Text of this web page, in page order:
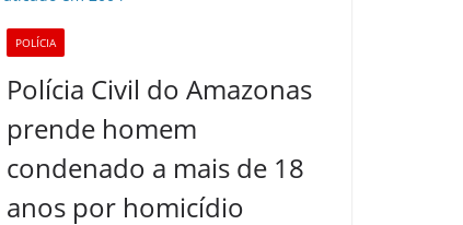
POLÍCIA
Polícia Civil do Amazonas
prende homem
condenado a mais de 18
anos por homicídio